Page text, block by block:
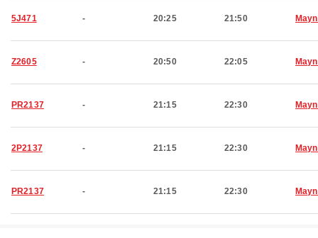
5J471 - 20:25 21:50
Z2605 - 20:50 22:05
PR2137 - 21:15 22:30
2P2137 - 21:15 22:30
PR2137 - 21:15 22:30